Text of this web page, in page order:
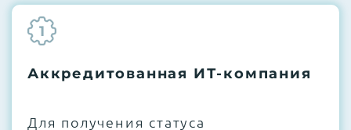
Этап 3:
термоинтерфейсов, замена батареек
Этап 4:Стресс-тестирование под 100%
1
Аккредитованная ИТ-компания
Для получения статуса